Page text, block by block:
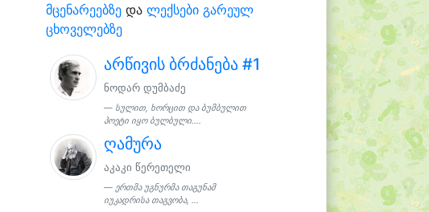
მცენარეებზე დალექსები გარეულ
ცხოველებზე
არწივის ბრძანება #1
ნოდარ დუმბაძე
სულით, ხორცით და ბუმბულით
პოეტი იყო ბულბული....
ღამურა
აკაკი წერეთელი
ერთმა უგნურმა თაგუნამ
იუკადრისა თაგვობა, ...